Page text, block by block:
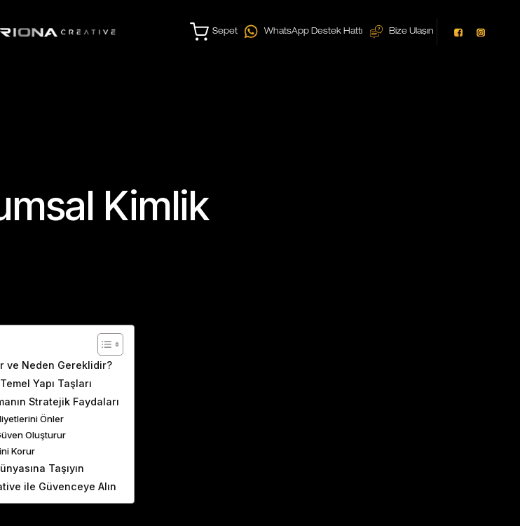
Sepet WhatsApp Destek Hattı Bize Ulaşın
Kimlik
ve Neden Gereklidir?
Yapı Taşları
Stratejik Faydaları
Önler
Oluşturur
Korur
Taşıyın
ile Güvenceye Alın